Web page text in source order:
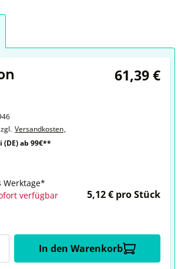
61,39 €
Versandkosten,
ab 99€**
Werktage*
verfügbar
5,12 € pro Stück
In den Warenkorb